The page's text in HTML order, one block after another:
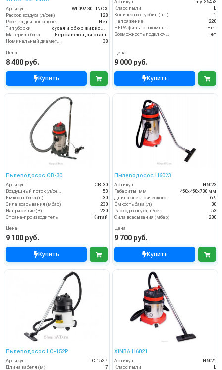
Артикул
WL092-30L INOX
Расход воздуха (л/сек)
128
Розетка для подключения инструмента
Нет
Тип уборки
сухая и сбор жидкостей
Материал бака
Нержавеющая сталь
Номинальный диаметр принадлежностей (мм)
38
Цена
8 400 руб.
Купить
Артикул
my.26452
Класс пыли
L
Количество турбин (шт)
1
Напряжение
220
HEPA фильтр в комплекте
Нет
Возможность подключения электрощетки
Нет
Цена
9 000 руб.
Купить
Пылеводосос CB-30
Артикул
CB-30
Воздушный поток (л/сек)
53
Ёмкость бака (л)
30
Сила всасывания (мбар)
230
Напряжение (В)
220
Страна-производитель
Китай
Цена
9 100 руб.
Купить
Пылеводосос Н6023
Артикул
Н6023
Габариты, мм
450х450х730 мм
Длина электрического кабеля (м)
6.9
Ёмкость бака (л)
30
Расход воздуха, л/сек
53
Сила всасывания (мбар)
200
Цена
9 700 руб.
Купить
Пылеводосос LC-152P
Артикул
LC-152P
Длина кабеля (м)
7
XINBA H6021
Артикул
H6021
Класс пыли